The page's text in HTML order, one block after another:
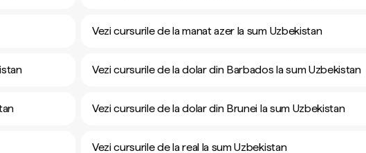
Vezi cursurile de la manat azer la sum Uzbekistan
Vezi cursurile de la dolar din Barbados la sum Uzbekistan
Vezi cursurile de la dolar din Brunei la sum Uzbekistan
Vezi cursurile de la real la sum Uzbekistan